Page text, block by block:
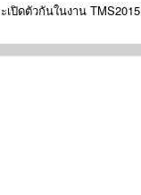
ปิดตัวกันในงาน TMS2015